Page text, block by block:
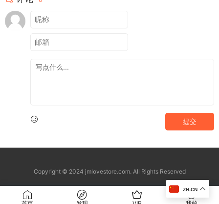
提交
Copyright © 2024 jmlovestore.com. All Rights Reserved
ZH-CN